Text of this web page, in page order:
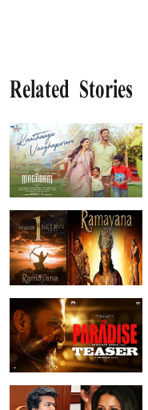
Related Stories